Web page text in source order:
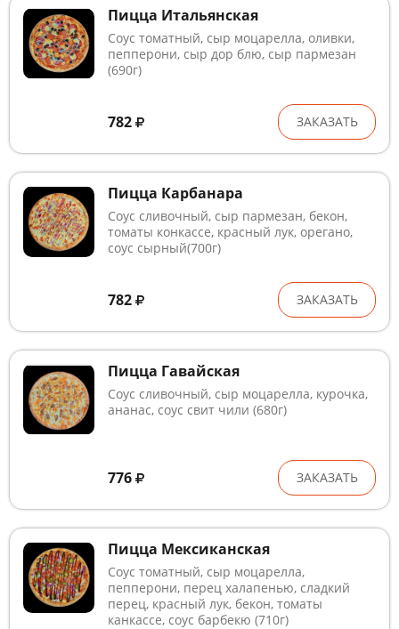
Пицца Итальянская
Соус томатный, сыр моцарелла, оливки,
пепперони, сыр дор блю, сыр пармезан
(690г)
782 ЗАКАЗАТЬ
Пицца Карбанара
Соус сливочный, сыр пармезан, бекон,
томаты конкассе, красный лук, орегано,
соус сырный(700г)
782 ЗАКАЗАТЬ
Пицца Гавайская
Соус сливочный, сыр моцарелла, курочка,
ананас, соус свит чили (680г)
776 ЗАКАЗАТЬ
Пицца Мексиканская
Соус томатный, сыр моцарелла,
пепперони, перец халапенью, сладкий
перец, красный лук, бекон, томаты
канкассе, соус барбекю (710г)